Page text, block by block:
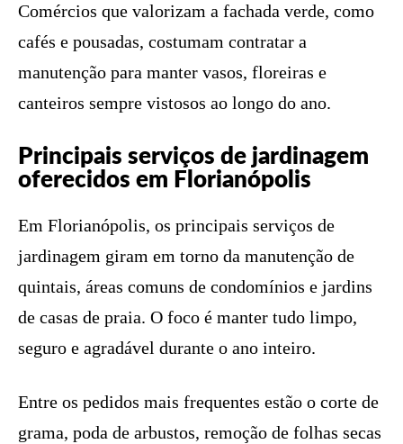
Comércios que valorizam a fachada verde, como
cafés e pousadas, costumam contratar a
manutenção para manter vasos, floreiras e
canteiros sempre vistosos ao longo do ano.
Principais serviços de jardinagem
oferecidos em Florianópolis
Em Florianópolis, os principais serviços de
jardinagem giram em torno da manutenção de
quintais, áreas comuns de condomínios e jardins
de casas de praia. O foco é manter tudo limpo,
seguro e agradável durante o ano inteiro.
Entre os pedidos mais frequentes estão o corte de
grama, poda de arbustos, remoção de folhas secas